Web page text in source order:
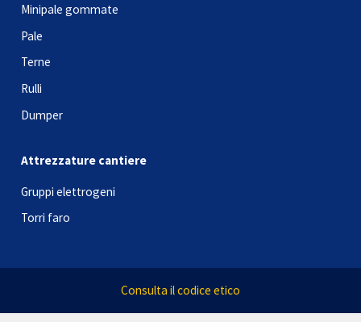
Minipale gommate
Pale
Terne
Rulli
Dumper
Attrezzature cantiere
Gruppi elettrogeni
Torri faro
Consulta il codice etico